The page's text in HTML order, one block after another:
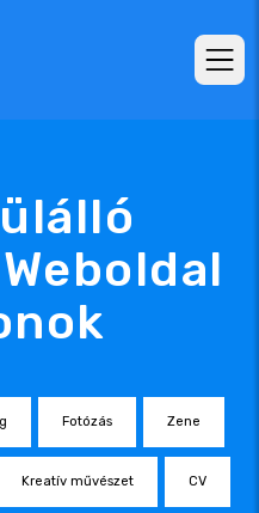
Fotózás Zene
Kreatív művészet CV